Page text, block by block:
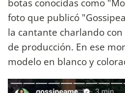
botas conocidas como
foto que publicó
la cantante charlando
de producción. En ese
modelo en blanco y